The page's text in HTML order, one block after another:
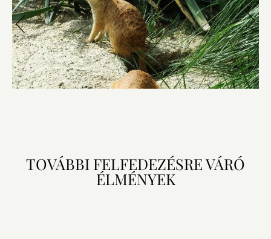
TOVÁBBI FELFEDEZÉSRE VÁRÓ
ÉLMÉNYEK